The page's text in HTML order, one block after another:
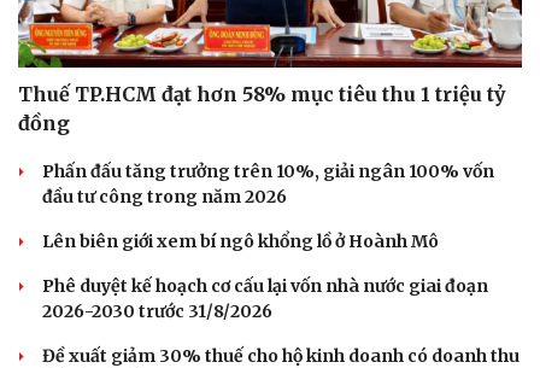
Du lịch
Săn Tour
check-in
Podcast
Đọc truyện đêm khuya
Cửa sổ tình yêu
Kể chuyện cho bé
Thuế TP.HCM đạt hơn 58% mục tiêu thu 1 triệu tỷ
đồng
Phấn đấu tăng trưởng trên 10%, giải ngân 100% vốn
đầu tư công trong năm 2026
Lên biên giới xem bí ngô khổng lồ ở Hoành Mô
Phê duyệt kế hoạch cơ cấu lại vốn nhà nước giai đoạn
2026-2030 trước 31/8/2026
Đề xuất giảm 30% thuế cho hộ kinh doanh có doanh thu